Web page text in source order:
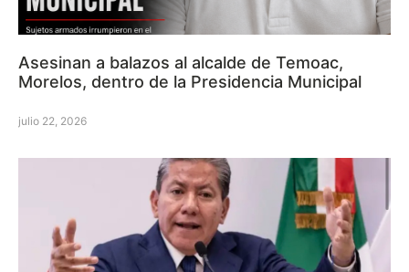
Asesinan a balazos al alcalde de Temoac,
Morelos, dentro de la Presidencia Municipal
julio 22, 2026